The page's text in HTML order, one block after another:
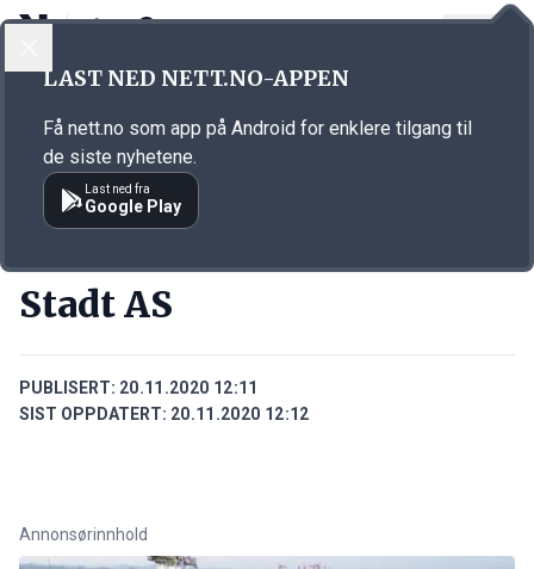
Annonsørinnhold
Stadt AS
PUBLISERT: 20.11.2020 12:11
SIST OPPDATERT: 20.11.2020 12:12
Annonsørinnhold
LAST NED NETT.NO-APPEN
Få nett.no som app på Android for enklere tilgang til
de siste nyhetene.
Last ned fra
Google Play